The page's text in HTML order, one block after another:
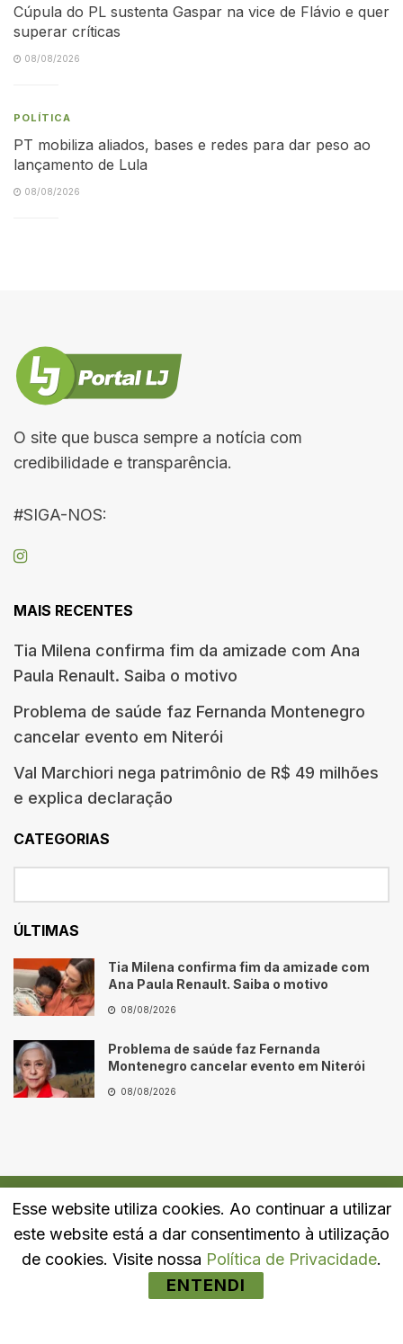
Cúpula do PL sustenta Gaspar na vice de Flávio e quer
superar críticas
08/08/2026
POLÍTICA
PT mobiliza aliados, bases e redes para dar peso ao
lançamento de Lula
08/08/2026
O site que busca sempre a notícia com
credibilidade e transparência.
#SIGA-NOS:
MAIS RECENTES
Tia Milena confirma fim da amizade com Ana
Paula Renault. Saiba o motivo
Problema de saúde faz Fernanda Montenegro
cancelar evento em Niterói
Val Marchiori nega patrimônio de R$ 49 milhões
e explica declaração
CATEGORIAS
ÚLTIMAS
Tia Milena confirma fim da amizade com
Ana Paula Renault. Saiba o motivo
08/08/2026
Problema de saúde faz Fernanda
Montenegro cancelar evento em Niterói
08/08/2026
Quem Somos Fale Conosco Política de Privacidade
Esse website utiliza cookies. Ao continuar a utilizar
este website está a dar consentimento à utilização
de cookies. Visite nossa Política de Privacidade.
ENTENDI